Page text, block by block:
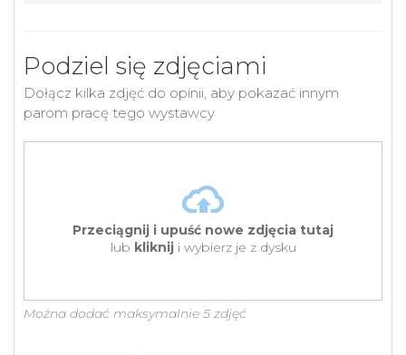
Podziel się zdjęciami
Dołącz kilka zdjęć do opinii, aby pokazać innym
parom pracę tego wystawcy
Przeciągnij i upuść nowe zdjęcia tutaj
lub klikniji wybierz je z dysku
Można dodać maksymalnie 5 zdjęć